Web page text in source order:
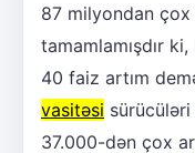
87 milyondan çox
tamamlamışdır
40 faiz artım
vasitəsi
37.000-dən çox